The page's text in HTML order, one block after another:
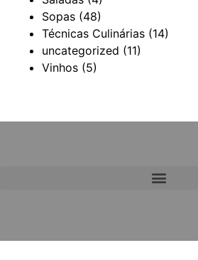
Sopas (48)
Técnicas Culinárias (14)
uncategorized (11)
Vinhos (5)